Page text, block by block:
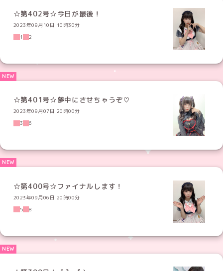
☆第402号☆今日が最後！
2023年09月10日 10時30分
1
2
☆第401号☆夢中にさせちゃうぞ♡
2023年09月07日 20時00分
3
6
☆第400号☆ファイナルします！
2023年09月06日 20時00分
5
8